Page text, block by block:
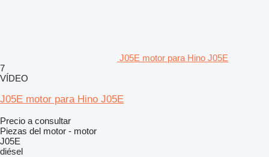
J05E motor para Hino J05E
7
VÍDEO
J05E motor para Hino J05E
Precio a consultar
Piezas del motor - motor
J05E
diésel